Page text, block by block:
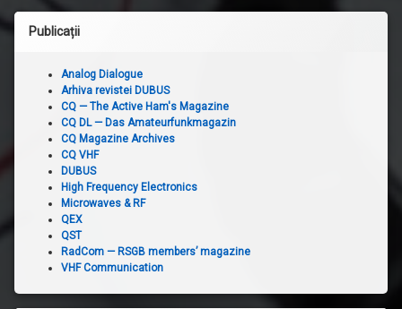
Publicații
Analog Dialogue
Arhiva revistei DUBUS
CQ — The Active Ham's Magazine
CQ DL — Das Amateurfunkmagazin
CQ Magazine Archives
CQ VHF
DUBUS
High Frequency Electronics
Microwaves & RF
QEX
QST
RadCom — RSGB members’ magazine
VHF Communication